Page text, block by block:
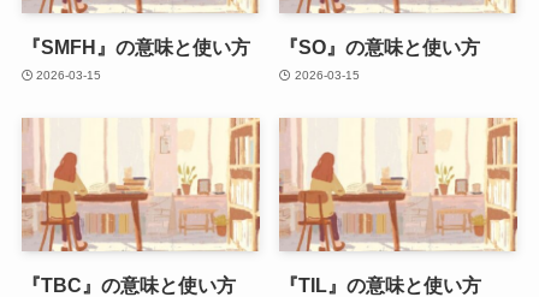
『SMFH』の意味と使い方
2026-03-15
『SO』の意味と使い方
2026-03-15
『TBC』の意味と使い方 『TIL』の意味と使い方